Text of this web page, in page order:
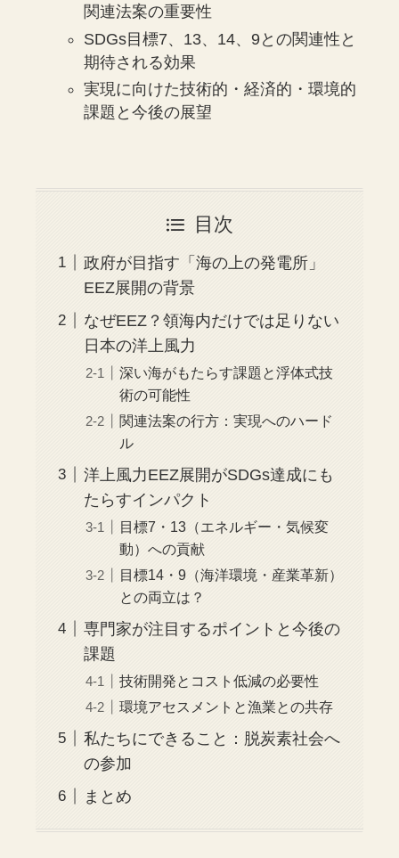
関連法案の重要性
SDGs目標7、13、14、9との関連性と
期待される効果
実現に向けた技術的・経済的・環境的
課題と今後の展望
目次
政府が目指す「海の上の発電所」
EEZ展開の背景
なぜEEZ？領海内だけでは足りない
日本の洋上風力
深い海がもたらす課題と浮体式技
術の可能性
関連法案の行方：実現へのハード
ル
洋上風力EEZ展開がSDGs達成にも
たらすインパクト
目標7・13（エネルギー・気候変
動）への貢献
目標14・9（海洋環境・産業革新）
との両立は？
専門家が注目するポイントと今後の
課題
技術開発とコスト低減の必要性
環境アセスメントと漁業との共存
私たちにできること：脱炭素社会へ
の参加
まとめ